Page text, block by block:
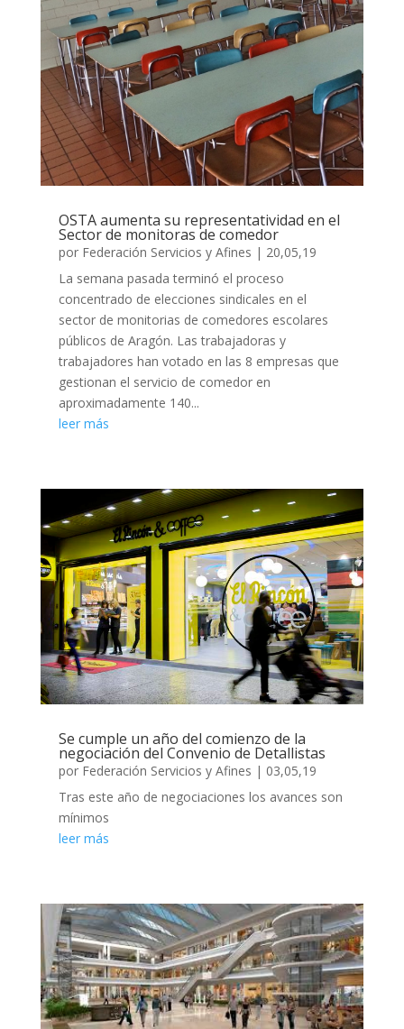
OSTA aumenta su representatividad en el
Sector de monitoras de comedor
por Federación Servicios y Afines | 20,05,19
La semana pasada terminó el proceso
concentrado de elecciones sindicales en el
sector de monitorias de comedores escolares
públicos de Aragón. Las trabajadoras y
trabajadores han votado en las 8 empresas que
gestionan el servicio de comedor en
aproximadamente 140...
leer más
Se cumple un año del comienzo de la
negociación del Convenio de Detallistas
por Federación Servicios y Afines | 03,05,19
Tras este año de negociaciones los avances son
mínimos
leer más